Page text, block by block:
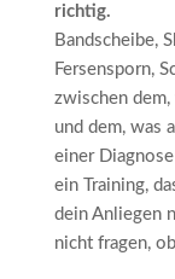
richtig.
Bandscheibe,
Fersensporn,
zwischen
und dem, was
einer
ein Training,
dein Anliegen
nicht fragen,